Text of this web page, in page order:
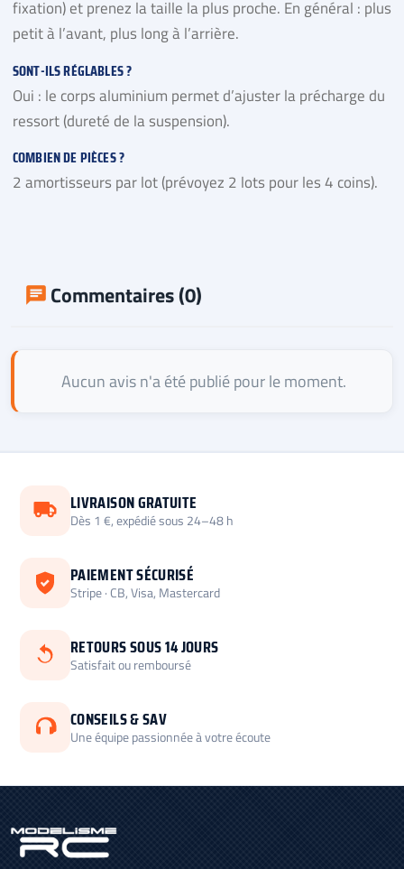
fixation) et prenez la taille la plus proche. En général : plus
petit à l’avant, plus long à l’arrière.
SONT-ILS RÉGLABLES ?
Oui : le corps aluminium permet d’ajuster la précharge du
ressort (dureté de la suspension).
COMBIEN DE PIÈCES ?
2 amortisseurs par lot (prévoyez 2 lots pour les 4 coins).
Commentaires (0)
Aucun avis n'a été publié pour le moment.
LIVRAISON GRATUITE
Dès 1 €, expédié sous 24–48 h
PAIEMENT SÉCURISÉ
Stripe · CB, Visa, Mastercard
RETOURS SOUS 14 JOURS
Satisfait ou remboursé
CONSEILS & SAV
Une équipe passionnée à votre écoute